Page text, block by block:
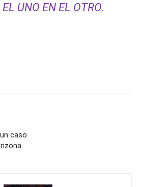
UNO EN EL OTRO.
caso